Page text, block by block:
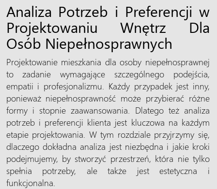
Analiza Potrzeb i Preferencji w
Projektowaniu Wnętrz Dla
Osób Niepełnosprawnych
Projektowanie mieszkania dla osoby niepełnosprawnej
to zadanie wymagające szczególnego podejścia,
empatii i profesjonalizmu. Każdy przypadek jest inny,
ponieważ niepełnosprawność może przybierać różne
formy i stopnie zaawansowania. Dlatego też analiza
potrzeb i preferencji klienta jest kluczowa na każdym
etapie projektowania. W tym rozdziale przyjrzymy się,
dlaczego dokładna analiza jest niezbędna i jakie kroki
podejmujemy, by stworzyć przestrzeń, która nie tylko
spełnia potrzeby, ale także jest estetyczna i
funkcjonalna.